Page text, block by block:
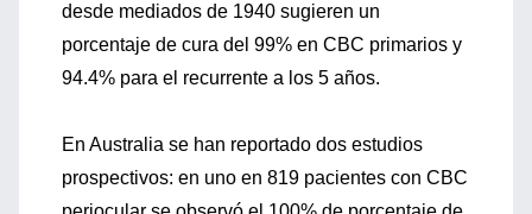
desde mediados de 1940 sugieren un
porcentaje de cura del 99% en CBC primarios y
94.4% para el recurrente a los 5 años.
En Australia se han reportado dos estudios
prospectivos: en uno en 819 pacientes con CBC